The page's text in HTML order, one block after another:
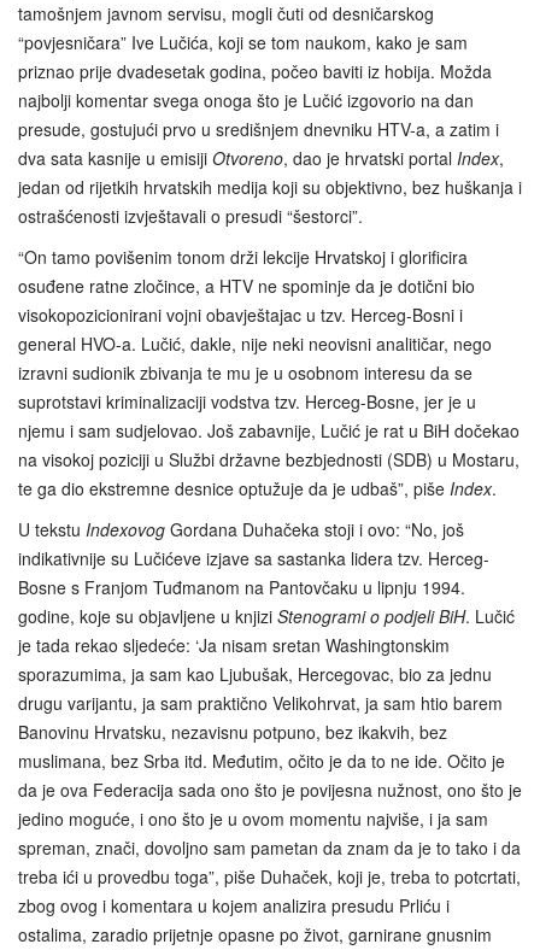
tamošnjem javnom servisu, mogli čuti od desničarskog
“povjesničara” Ive Lučića, koji se tom naukom, kako je sam
priznao prije dvadesetak godina, počeo baviti iz hobija. Možda
najbolji komentar svega onoga što je Lučić izgovorio na dan
presude, gostujući prvo u središnjem dnevniku HTV-a, a zatim i
dva sata kasnije u emisiji Otvoreno, dao je hrvatski portal Index,
jedan od rijetkih hrvatskih medija koji su objektivno, bez huškanja i
ostrašćenosti izvještavali o presudi “šestorci”.
“On tamo povišenim tonom drži lekcije Hrvatskoj i glorificira
osuđene ratne zločince, a HTV ne spominje da je dotični bio
visokopozicionirani vojni obavještajac u tzv. Herceg-Bosni i
general HVO-a. Lučić, dakle, nije neki neovisni analitičar, nego
izravni sudionik zbivanja te mu je u osobnom interesu da se
suprotstavi kriminalizaciji vodstva tzv. Herceg-Bosne, jer je u
njemu i sam sudjelovao. Još zabavnije, Lučić je rat u BiH dočekao
na visokoj poziciji u Službi državne bezbjednosti (SDB) u Mostaru,
te ga dio ekstremne desnice optužuje da je udbaš”, piše Index.
U tekstu Indexovog Gordana Duhačeka stoji i ovo: “No, još
indikativnije su Lučićeve izjave sa sastanka lidera tzv. Herceg-
Bosne s Franjom Tuđmanom na Pantovčaku u lipnju 1994.
godine, koje su objavljene u knjizi Stenogrami o podjeli BiH. Lučić
je tada rekao sljedeće: ‘Ja nisam sretan Washingtonskim
sporazumima, ja sam kao Ljubušak, Hercegovac, bio za jednu
drugu varijantu, ja sam praktično Velikohrvat, ja sam htio barem
Banovinu Hrvatsku, nezavisnu potpuno, bez ikakvih, bez
muslimana, bez Srba itd. Međutim, očito je da to ne ide. Očito je
da je ova Federacija sada ono što je povijesna nužnost, ono što je
jedino moguće, i ono što je u ovom momentu najviše, i ja sam
spreman, znači, dovoljno sam pametan da znam da je to tako i da
treba ići u provedbu toga”, piše Duhaček, koji je, treba to potcrtati,
zbog ovog i komentara u kojem analizira presudu Prliću i
ostalima, zaradio prijetnje opasne po život, garnirane gnusnim